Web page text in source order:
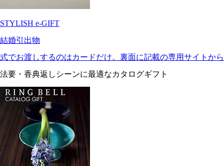
STYLISH e-GIFT
結婚引出物
式でお渡しするのはカードだけ。裏面に記載の専用サイトか
法要・香典返しシーンに最適なカタログギフト